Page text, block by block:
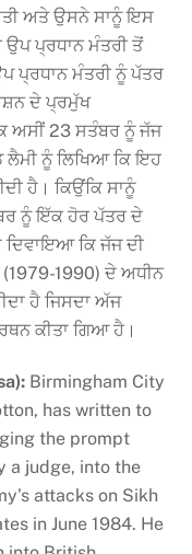
ਅਤੇ ਉਸਨੇ ਸਾਨੂੰ ਇਸ
ਪ੍ਰਧਾਨ ਮੰਤਰੀ ਤੋਂ
ਪ੍ਰਧਾਨ ਮੰਤਰੀ ਨੂੰ ਪੱਤਰ
ਦੇ ਪ੍ਰਮੁੱਖ
ਅਸੀਂ 23 ਸਤੰਬਰ ਨੂੰ ਜੱਜ
ਲੈਮੀ ਨੂੰ ਲਿਖਿਆ ਕਿ ਇਹ
ਹੈ। ਕਿਉਂਕਿ ਸਾਨੂੰ
ਨੂੰ ਇੱਕ ਹੋਰ ਪੱਤਰ ਦੇ
ਦਿਵਾਇਆ ਕਿ ਜੱਜ ਦੀ
1990) ਦੇ ਅਧੀਨ
ਹੈ ਜਿਸਦਾ ਅੱਜ
ਕੀਤਾ ਗਿਆ ਹੈ।
Birmingham City
has written to
the prompt
a judge, into the
attacks on Sikh
in June 1984. He